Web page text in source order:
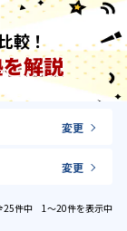
較！
解説
変更
変更
25件中 1〜20件を表示中